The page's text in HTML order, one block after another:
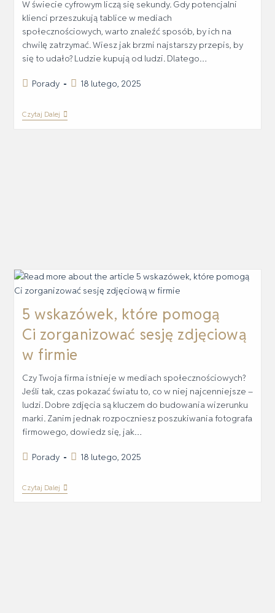
W świecie cyfrowym liczą się sekundy. Gdy potencjalni
klienci przeszukują tablice w mediach
społecznościowych, warto znaleźć sposób, by ich na
chwilę zatrzymać. Wiesz jak brzmi najstarszy przepis, by
się to udało? Ludzie kupują od ludzi. Dlatego…
Porady 18 lutego, 2025
Czytaj Dalej
5 wskazówek, które pomogą
Ci zorganizować sesję zdjęciową
w firmie
Czy Twoja firma istnieje w mediach społecznościowych?
Jeśli tak, czas pokazać światu to, co w niej najcenniejsze –
ludzi. Dobre zdjęcia są kluczem do budowania wizerunku
marki. Zanim jednak rozpoczniesz poszukiwania fotografa
firmowego, dowiedz się, jak…
Porady 18 lutego, 2025
Czytaj Dalej